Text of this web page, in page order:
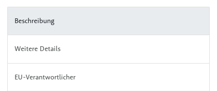
Beschreibung
Weitere Details
EU-Verantwortlicher